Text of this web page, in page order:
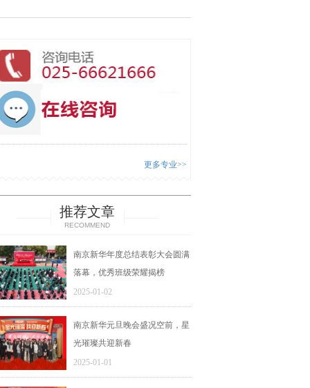
更多专业>>
推荐文章
RECOMMEND
南京新华年度总结表彰大会圆满
落幕，优秀班级荣耀揭榜
2025-01-02
南京新华元旦晚会盛况空前，星
光璀璨共迎新春
2025-01-01